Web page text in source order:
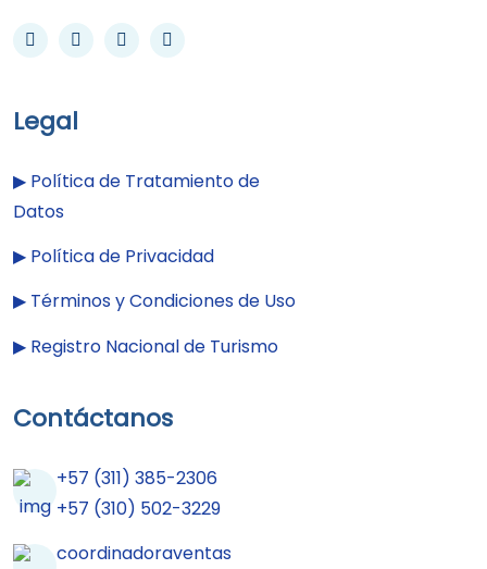
Legal
▶︎ Política de Tratamiento de
Datos
▶︎ Política de Privacidad
▶︎ Términos y Condiciones de Uso
▶︎ Registro Nacional de Turismo
Contáctanos
+57 (311) 385-2306
+57 (310) 502-3229
coordinadoraventas